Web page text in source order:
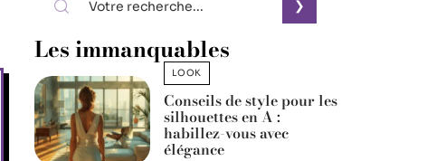
Les immanquables
LOOK
Conseils de style pour les
silhouettes en A :
habillez-vous avec
élégance